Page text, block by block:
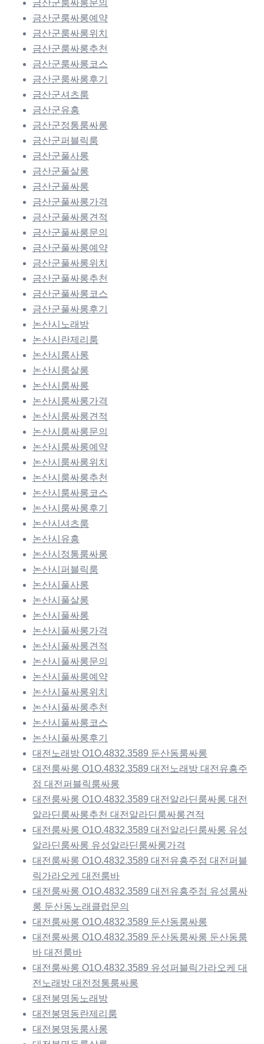
금산군룸싸롱문의
금산군룸싸롱예약
금산군룸싸롱위치
금산군룸싸롱추천
금산군룸싸롱코스
금산군룸싸롱후기
금산군셔츠룸
금산군유흥
금산군정통룸싸롱
금산군퍼블릭룸
금산군풀사롱
금산군풀살롱
금산군풀싸롱
금산군풀싸롱가격
금산군풀싸롱견적
금산군풀싸롱문의
금산군풀싸롱예약
금산군풀싸롱위치
금산군풀싸롱추천
금산군풀싸롱코스
금산군풀싸롱후기
논산시노래방
논산시란제리룸
논산시룸사롱
논산시룸살롱
논산시룸싸롱
논산시룸싸롱가격
논산시룸싸롱견적
논산시룸싸롱문의
논산시룸싸롱예약
논산시룸싸롱위치
논산시룸싸롱추천
논산시룸싸롱코스
논산시룸싸롱후기
논산시셔츠룸
논산시유흥
논산시정통룸싸롱
논산시퍼블릭룸
논산시풀사롱
논산시풀살롱
논산시풀싸롱
논산시풀싸롱가격
논산시풀싸롱견적
논산시풀싸롱문의
논산시풀싸롱예약
논산시풀싸롱위치
논산시풀싸롱추천
논산시풀싸롱코스
논산시풀싸롱후기
대전노래방 O1O.4832.3589 둔산동룸싸롱
대전룸싸롱 O1O.4832.3589 대전노래방 대전유흥주
점 대전퍼블릭룸싸롱
대전룸싸롱 O1O.4832.3589 대전알라딘룸싸롱 대전
알라딘룸싸롱추천 대전알라딘룸싸롱견적
대전룸싸롱 O1O.4832.3589 대전알라딘룸싸롱 유성
알라딘룸싸롱 유성알라딘룸싸롱가격
대전룸싸롱 O1O.4832.3589 대전유흥주점 대전퍼블
릭가라오케 대전룸바
대전룸싸롱 O1O.4832.3589 대전유흥주점 유성룸싸
롱 둔산동노래클럽문의
대전룸싸롱 O1O.4832.3589 둔산동룸싸롱
대전룸싸롱 O1O.4832.3589 둔산동룸싸롱 둔산동룸
바 대전룸바
대전룸싸롱 O1O.4832.3589 유성퍼블릭가라오케 대
전노래방 대전정통룸싸롱
대전봉명동노래방
대전봉명동란제리룸
대전봉명동룸사롱